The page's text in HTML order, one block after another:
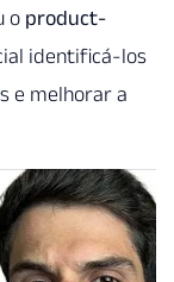
o product-
identificá-los
e melhorar a